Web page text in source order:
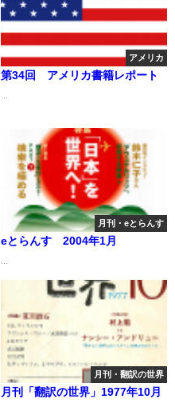
アメリカ
第34回 アメリカ書籍レポート
月刊・eとらんす
eとらんす 2004年1月
月刊・翻訳の世界
月刊「翻訳の世界」1977年10月